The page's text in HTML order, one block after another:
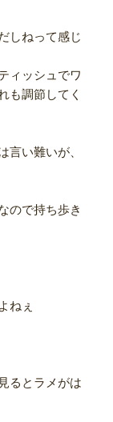
しねって感じ
ィッシュでワ
も調節してく
い難いが、
ので持ち歩き
ねぇ
るとラメがは